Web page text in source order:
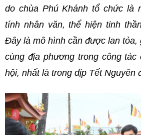
do chùa Phú Khánh tổ chức là
tính nhân văn, thể hiện tinh
Đây là mô hình cần được lan tỏa,
cùng địa phương trong công
hội, nhất là trong dịp Tết Nguyên